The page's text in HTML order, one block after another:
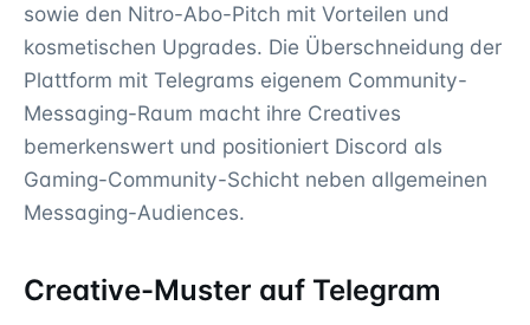
sowie den Nitro-Abo-Pitch mit Vorteilen und
kosmetischen Upgrades. Die Überschneidung der
Plattform mit Telegrams eigenem Community-
Messaging-Raum macht ihre Creatives
bemerkenswert und positioniert Discord als
Gaming-Community-Schicht neben allgemeinen
Messaging-Audiences.
Creative-Muster auf Telegram